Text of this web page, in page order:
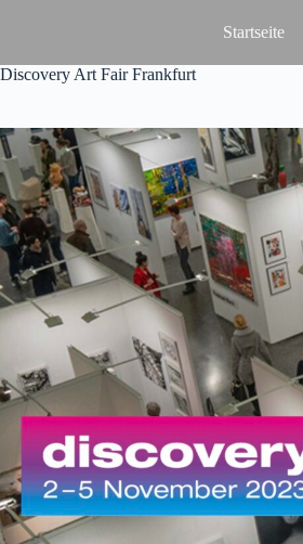
Startseite
Discovery Art Fair Frankfurt